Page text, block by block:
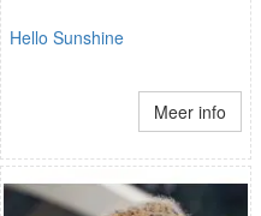
Hello Sunshine
Meer info